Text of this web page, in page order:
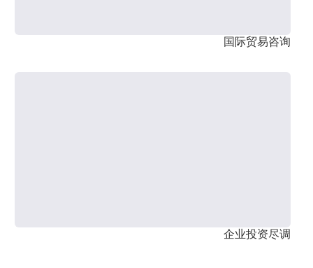
国际贸易咨询
企业投资尽调